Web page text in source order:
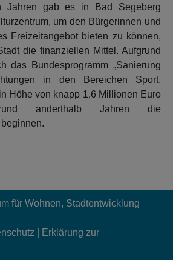
Jahren gab es in Bad Segeberg
um den Bürgerinnen und
Freizeitangebot bieten zu können,
die finanziellen Mittel. Aufgrund
das Bundesprogramm „Sanierung
in den Bereichen Sport,
Höhe von knapp 1,6 Millionen Euro
anderthalb Jahren die
für Wohnen, Stadtentwicklung
Erklärung zur